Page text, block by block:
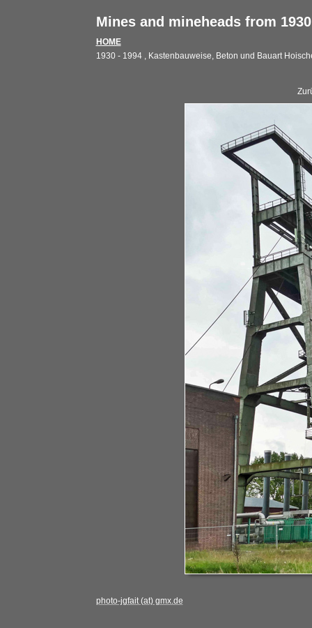
Mines and mineheads from
HOME
1930 - 1994 , Kastenbauweise, Beton und Bauart
photo-jgfait (at) gmx.de